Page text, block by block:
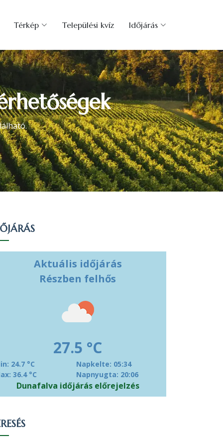
Térkép Települési kvíz Időjárás
Aktuális időjárás
Részben felhős
27.5 °C
24.7 °C
36.4 °C
Napkelte: 05:34
Napnyugta: 20:06
Dunafalva időjárás előrejelzés